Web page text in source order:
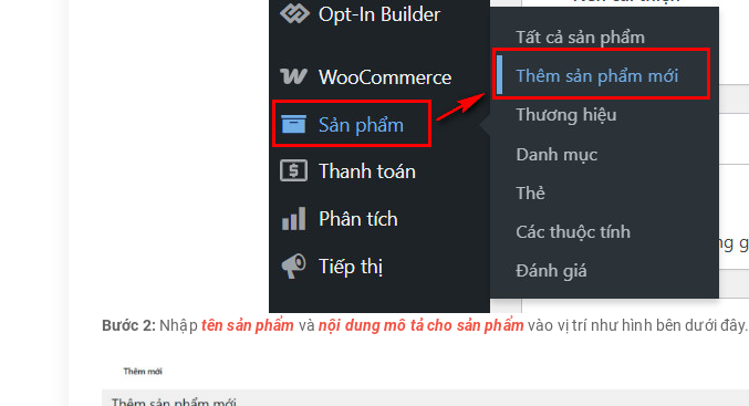
Bước 2: Nhập tên sản phẩm vànội dung mô tả cho sản phẩm vào vị trí như hình bên dưới đây.